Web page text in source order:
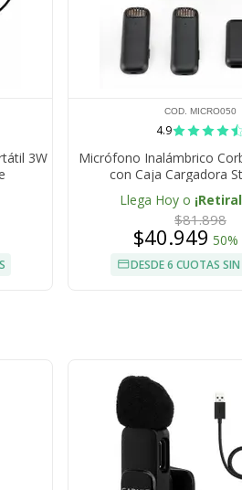
3W
COD. MICRO050
4.9
Micrófono Inalámbrico
con Caja Cargadora
Llega Hoy o
$81.898
$40.949 50%
DESDE 6 CUOTAS SIN